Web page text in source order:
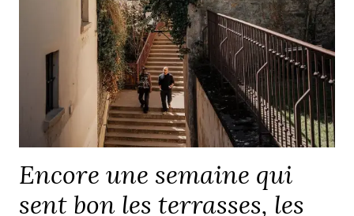
Encore une semaine qui
sent bon les terrasses, les